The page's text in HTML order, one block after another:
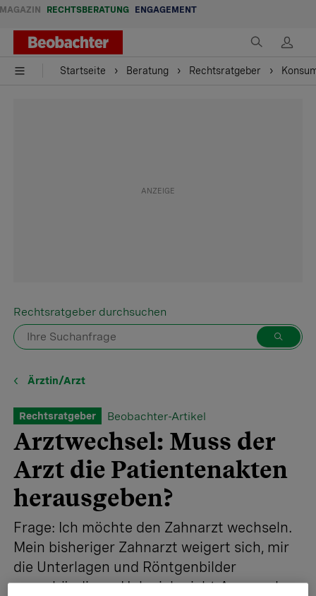
MAGAZIN RECHTSBERATUNG ENGAGEMENT
Startseite Beratung Rechtsratgeber
Rechtsratgeber durchsuchen
Ärztin/Arzt
Rechtsratgeber Beobachter-Artikel
Arztwechsel: Muss der
Arzt die Patientenakten
herausgeben?
Frage: Ich möchte den Zahnarzt wechseln.
Mein bisheriger Zahnarzt weigert sich, mir
die Unterlagen und Röntgenbilder
auszuhändigen. Habe ich nicht Anspruch